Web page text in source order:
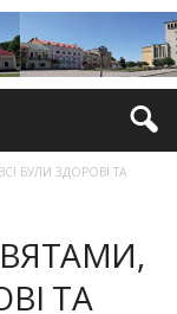
БУЛИ ЗДОРОВІ ТА
ТА